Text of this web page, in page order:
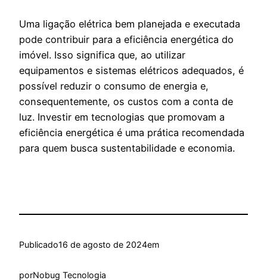
Uma ligação elétrica bem planejada e executada
pode contribuir para a eficiência energética do
imóvel. Isso significa que, ao utilizar
equipamentos e sistemas elétricos adequados, é
possível reduzir o consumo de energia e,
consequentemente, os custos com a conta de
luz. Investir em tecnologias que promovam a
eficiência energética é uma prática recomendada
para quem busca sustentabilidade e economia.
Publicado16 de agosto de 2024em
porNobug Tecnologia